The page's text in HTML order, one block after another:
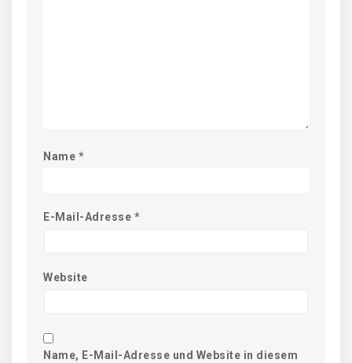
Name *
E-Mail-Adresse *
Website
Name, E-Mail-Adresse und Website in diesem